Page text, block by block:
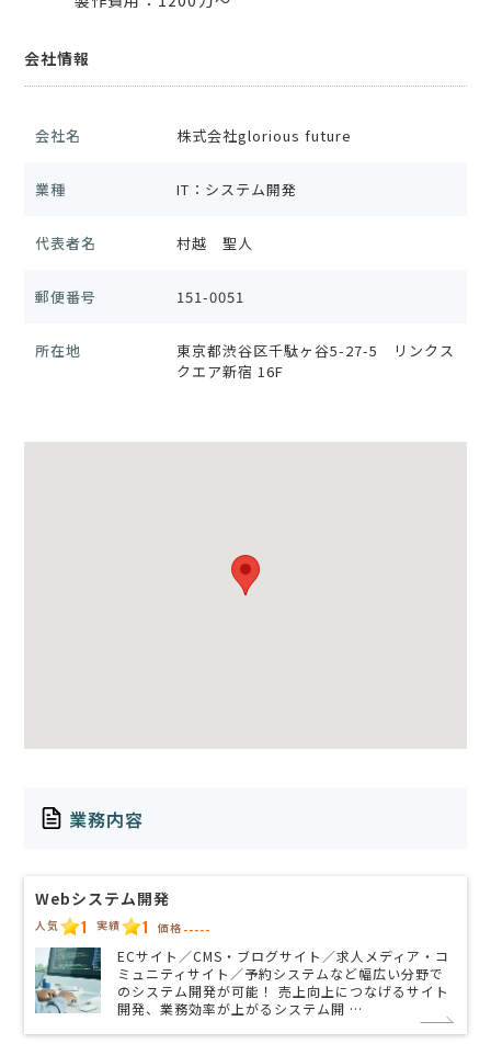
会社情報
会社名 株式会社glorious future
業種 IT：システム開発
代表者名 村越 聖人
郵便番号 151-0051
所在地
東京都渋谷区千駄ヶ谷5-27-5 リンクス
クエア新宿 16F
業務内容
Webシステム開発
人気 1 実績 1 価格 -----
ECサイト／CMS・ブログサイト／求人メディア・コ
ミュニティサイト／予約システムなど幅広い分野で
のシステム開発が可能！ 売上向上につなげるサイト
開発、業務効率が上がるシステム開 …